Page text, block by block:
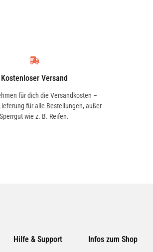
Kostenloser Versand
für dich die Versandkosten –
für alle Bestellungen, außer
Sperrgut wie z. B. Reifen.
Hilfe & Support Infos zum Shop